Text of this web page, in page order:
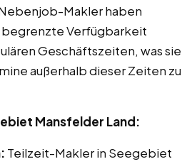
Makler haben
Verfügbarkeit
Geschäftszeiten, was sie
außerhalb dieser Zeiten zu
Mansfelder Land:
Teilzeit-Makler in Seegebiet